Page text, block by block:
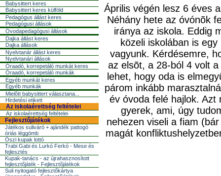
Babysittert keres
Babysittert keres külföld
Pedagógus állást keres
Pedagógusi állások
Óvodapedagógusi állások
Dajka állást keres
Dajka állások
Nyelvtanár állást keres
Nyelvtanári állások
Óraadó, korrepetáló munkát keres
Óraadó, korrepetáló munkák
Egyéb munkát keres
Egyéb munkák
Mielõtt babysittert választana...
Hirdetési etikett
Az iskolaérettség feltételei
Az iskolaérettség feltételei
Fejlesztőjátékok
Játékos suliváró + ajándék pattogó
óriás léggömb
Őszi kupak lottó
Trabi Gabi és Lurkó Ferkó - Mese és
fejlesztés
Kupak-tanács - az újrahasznosított
fejlesztőjáték - Fejlesztőjátékok
Suli nyitogató fejlesztőkártya
Április végén lesz 6 éves
Néhány hete az óvónõk
iránya az iskola. Eddig
közeli iskolában is
vagyunk. Kérdésemre,
az elsõt, a 28-ból 4 volt
lehet, hogy oda is
párom inkább
év óvoda felé hajlok. Azt
gyerek, ami, úgy
nehezen viseli a fiam
magát